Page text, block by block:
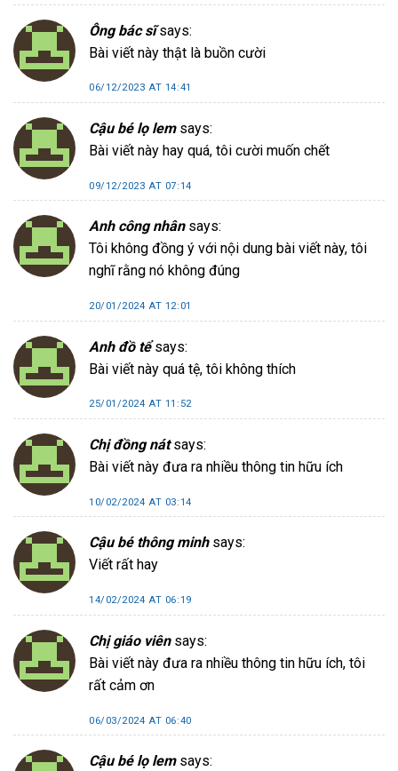
Ông bác sĩ says:
Bài viết này thật là buồn cười
06/12/2023 AT 14:41
Cậu bé lọ lem says:
Bài viết này hay quá, tôi cười muốn chết
09/12/2023 AT 07:14
Anh công nhân says:
Tôi không đồng ý với nội dung bài viết này, tôi
nghĩ rằng nó không đúng
20/01/2024 AT 12:01
Anh đồ tể says:
Bài viết này quá tệ, tôi không thích
25/01/2024 AT 11:52
Chị đồng nát says:
Bài viết này đưa ra nhiều thông tin hữu ích
10/02/2024 AT 03:14
Cậu bé thông minh says:
Viết rất hay
14/02/2024 AT 06:19
Chị giáo viên says:
Bài viết này đưa ra nhiều thông tin hữu ích, tôi
rất cảm ơn
06/03/2024 AT 06:40
Cậu bé lọ lem says: